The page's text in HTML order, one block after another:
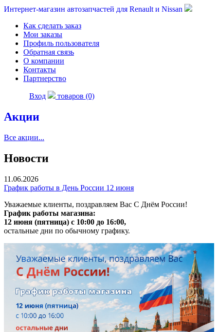
Интернет-магазин автозапчастей для Renault и Nissan
Как сделать заказ
Мои заказы
Профиль пользователя
Обратная связь
О компании
Контакты
Партнерство
Вход товаров (0)
Акции
Все акции...
Новости
11.06.2026
График работы в День России 12 июня
Уважаемые клиенты, поздравляем Вас С Днём России!
График работы магазина:
12 июня (пятница) с 10:00 до 16:00,
остальные дни по обычному графику.